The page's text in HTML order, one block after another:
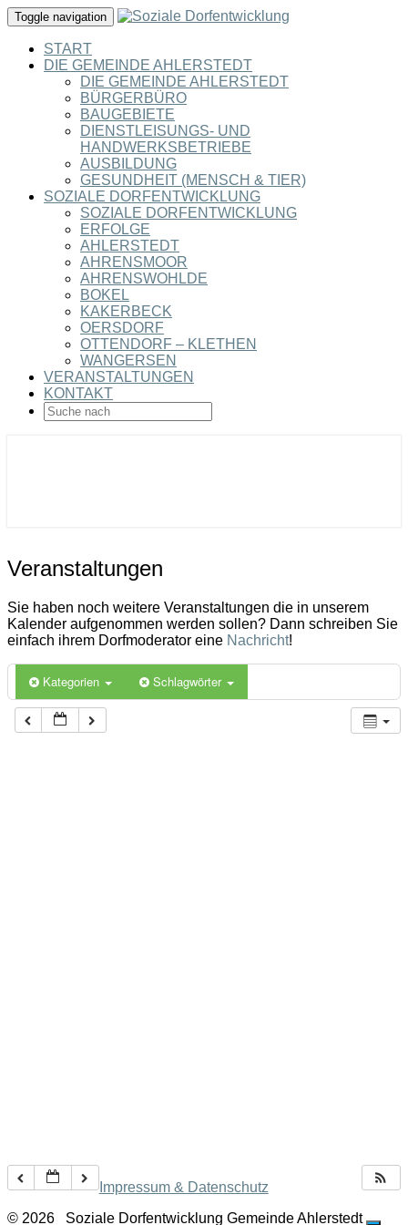
Toggle navigation
START
DIE GEMEINDE AHLERSTEDT
DIE GEMEINDE AHLERSTEDT
BÜRGERBÜRO
BAUGEBIETE
DIENSTLEISUNGS- UND
HANDWERKSBETRIEBE
AUSBILDUNG
GESUNDHEIT (MENSCH & TIER)
SOZIALE DORFENTWICKLUNG
SOZIALE DORFENTWICKLUNG
ERFOLGE
AHLERSTEDT
AHRENSMOOR
AHRENSWOHLDE
BOKEL
KAKERBECK
OERSDORF
OTTENDORF – KLETHEN
WANGERSEN
VERANSTALTUNGEN
KONTAKT
SEARCH
ICON
Veranstaltungen
Veranstaltungen
Sie haben noch weitere Veranstaltungen die in unserem
Kalender aufgenommen werden sollen? Dann schreiben Sie
einfach ihrem Dorfmoderator eine Nachricht!
Kategorien Schlagwörter
Impressum & Datenschutz
© 2026
Soziale Dorfentwicklung Gemeinde Ahlerstedt